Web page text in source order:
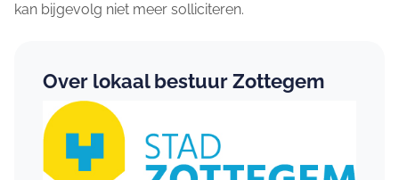
kan bijgevolg niet meer solliciteren.
Over lokaal bestuur Zottegem